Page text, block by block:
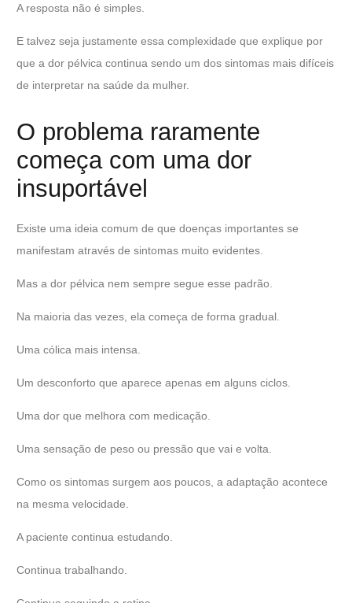
A resposta não é simples.
E talvez seja justamente essa complexidade que explique por
que a dor pélvica continua sendo um dos sintomas mais difíceis
de interpretar na saúde da mulher.
O problema raramente
começa com uma dor
insuportável
Existe uma ideia comum de que doenças importantes se
manifestam através de sintomas muito evidentes.
Mas a dor pélvica nem sempre segue esse padrão.
Na maioria das vezes, ela começa de forma gradual.
Uma cólica mais intensa.
Um desconforto que aparece apenas em alguns ciclos.
Uma dor que melhora com medicação.
Uma sensação de peso ou pressão que vai e volta.
Como os sintomas surgem aos poucos, a adaptação acontece
na mesma velocidade.
A paciente continua estudando.
Continua trabalhando.